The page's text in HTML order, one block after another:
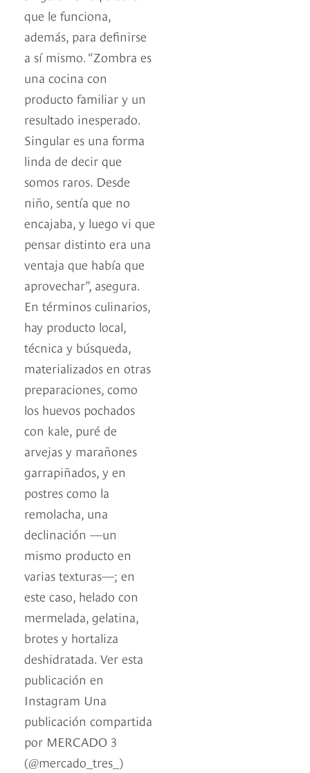
que le funciona,
además, para definirse
a sí mismo. “Zombra es
una cocina con
producto familiar y un
resultado inesperado.
Singular es una forma
linda de decir que
somos raros. Desde
niño, sentía que no
encajaba, y luego vi que
pensar distinto era una
ventaja que había que
aprovechar”, asegura.
En términos culinarios,
hay producto local,
técnica y búsqueda,
materializados en otras
preparaciones, como
los huevos pochados
con kale, puré de
arvejas y marañones
garrapiñados, y en
postres como la
remolacha, una
declinación —un
mismo producto en
varias texturas—; en
este caso, helado con
mermelada, gelatina,
brotes y hortaliza
deshidratada. Ver esta
publicación en
Instagram Una
publicación compartida
por MERCADO 3
(@mercado_tres_)